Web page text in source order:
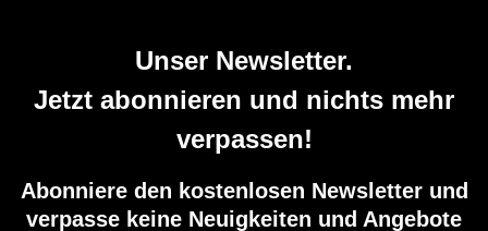
Unser Newsletter.
Jetzt abonnieren und nichts mehr
verpassen!
Abonniere den kostenlosen Newsletter und
verpasse keine Neuigkeiten und Angebote